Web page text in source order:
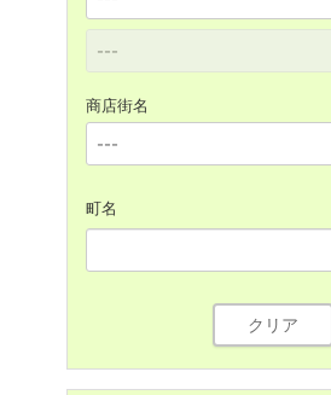
商店街名
町名
クリア